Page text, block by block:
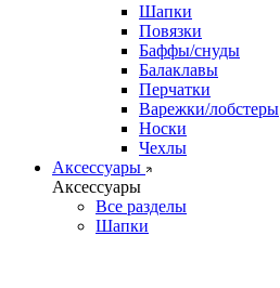
Шапки
Повязки
Баффы/снуды
Балаклавы
Перчатки
Варежки/лобстеры
Носки
Чехлы
Аксессуары
Аксессуары
Все разделы
Шапки